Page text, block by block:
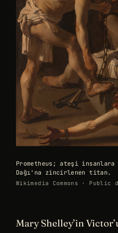
Prometheus; ateşi
Dağı'na zincirlenen titan.
Wikimedia Commons · Public
Mary Shelley’in